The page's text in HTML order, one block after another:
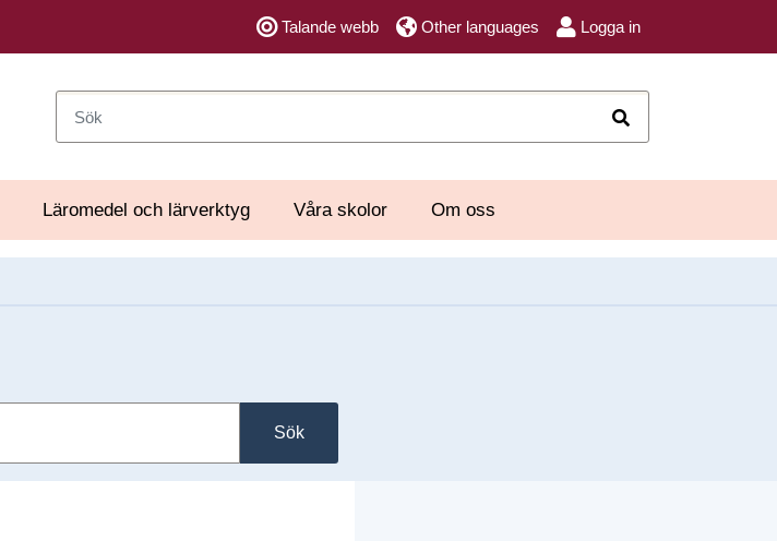
Talande webb Other languages Logga in
Läromedel och lärverktyg Våra skolor Om oss
Sök